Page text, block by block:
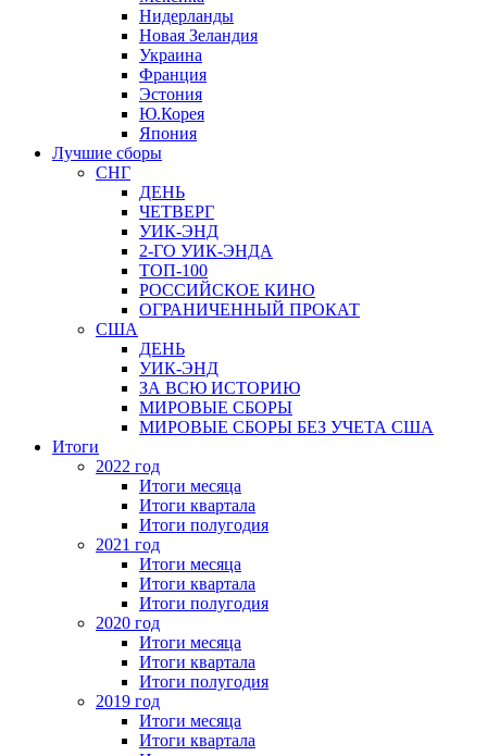
Нидерланды
Новая Зеландия
Украина
Франция
Эстония
Ю.Корея
Япония
Лучшие сборы
СНГ
ДЕНЬ
ЧЕТВЕРГ
УИК-ЭНД
2-ГО УИК-ЭНДА
ТОП-100
РОССИЙСКОЕ КИНО
ОГРАНИЧЕННЫЙ ПРОКАТ
США
ДЕНЬ
УИК-ЭНД
ЗА ВСЮ ИСТОРИЮ
МИРОВЫЕ СБОРЫ
МИРОВЫЕ СБОРЫ БЕЗ УЧЕТА США
Итоги
2022 год
Итоги месяца
Итоги квартала
Итоги полугодия
2021 год
Итоги месяца
Итоги квартала
Итоги полугодия
2020 год
Итоги месяца
Итоги квартала
Итоги полугодия
2019 год
Итоги месяца
Итоги квартала